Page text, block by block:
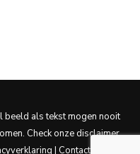
als tekst mogen nooit
Check onzedisclaimer.
| Contact